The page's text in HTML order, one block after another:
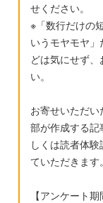
せください。
※「数行だけの
いうモヤモヤ
どは気にせず
い。
お寄せいただ
部が作成する記
しくは読者体
ていただきます。
【アンケート期